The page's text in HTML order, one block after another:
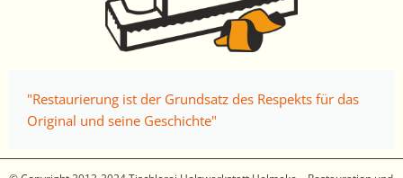
"Restaurierung ist der Grundsatz des Respekts für das
Original und seine Geschichte"